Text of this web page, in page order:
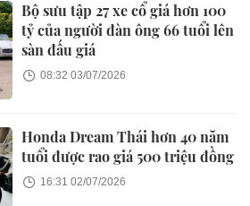
Bộ sưu tập 27 xe cổ giá hơn 100
tỷ của người đàn ông 66 tuổi lên
sàn đấu giá
08:32 03/07/2026
Honda Dream Thái hơn 40 năm
tuổi được rao giá 500 triệu đồng
16:31 02/07/2026